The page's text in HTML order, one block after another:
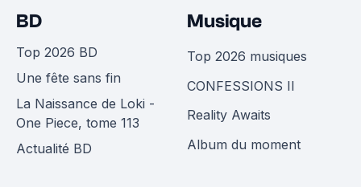
BD
Top 2026 BD
Une fête sans fin
La Naissance de Loki -
One Piece, tome 113
Actualité BD
Musique
Top 2026 musiques
CONFESSIONS II
Reality Awaits
Album du moment